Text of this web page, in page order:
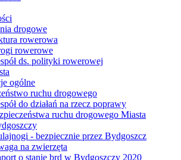
drogowe
rowerowa
rowerowe
ds. polityki rowerowej
ogólne
ruchu drogowego
do działań na rzecz poprawy
ruchu drogowego Miasta
- bezpiecznie przez Bydgoszcz
na zwierzęta
o stanie brd w Bydgoszczy 2020